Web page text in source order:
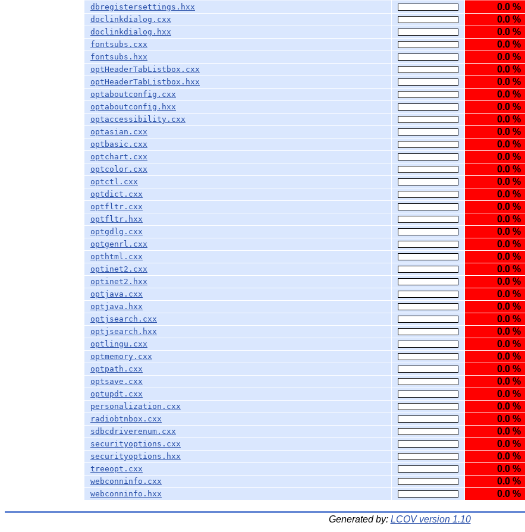
dbregistersettings.hxx 0.0 %
doclinkdialog.cxx 0.0 %
doclinkdialog.hxx 0.0 %
fontsubs.cxx 0.0 %
fontsubs.hxx 0.0 %
optHeaderTabListbox.cxx 0.0 %
optHeaderTabListbox.hxx 0.0 %
optaboutconfig.cxx 0.0 %
optaboutconfig.hxx 0.0 %
optaccessibility.cxx 0.0 %
optasian.cxx 0.0 %
optbasic.cxx 0.0 %
optchart.cxx 0.0 %
optcolor.cxx 0.0 %
optctl.cxx 0.0 %
optdict.cxx 0.0 %
optfltr.cxx 0.0 %
optfltr.hxx 0.0 %
optgdlg.cxx 0.0 %
optgenrl.cxx 0.0 %
opthtml.cxx 0.0 %
optinet2.cxx 0.0 %
optinet2.hxx 0.0 %
optjava.cxx 0.0 %
optjava.hxx 0.0 %
optjsearch.cxx 0.0 %
optjsearch.hxx 0.0 %
optlingu.cxx 0.0 %
optmemory.cxx 0.0 %
optpath.cxx 0.0 %
optsave.cxx 0.0 %
optupdt.cxx 0.0 %
personalization.cxx 0.0 %
radiobtnbox.cxx 0.0 %
sdbcdriverenum.cxx 0.0 %
securityoptions.cxx 0.0 %
securityoptions.hxx 0.0 %
treeopt.cxx 0.0 %
webconninfo.cxx 0.0 %
webconninfo.hxx 0.0 %
Generated by: LCOV version 1.10